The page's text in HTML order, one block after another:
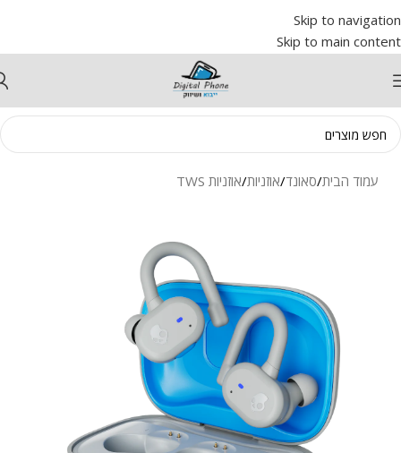
Skip to navigation
Skip to main content
עמוד הבית/סאונד/אוזניות/אוזניות TWS